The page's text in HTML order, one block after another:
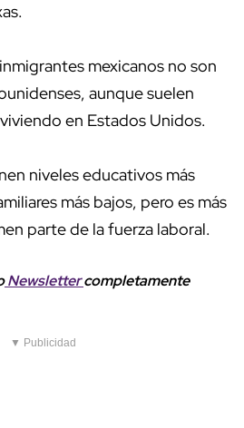
mexicanos no son
aunque suelen
en Estados Unidos.
niveles educativos más
más bajos, pero es más
parte de la fuerza laboral.
Newslettercompletamente
▼ Publicidad